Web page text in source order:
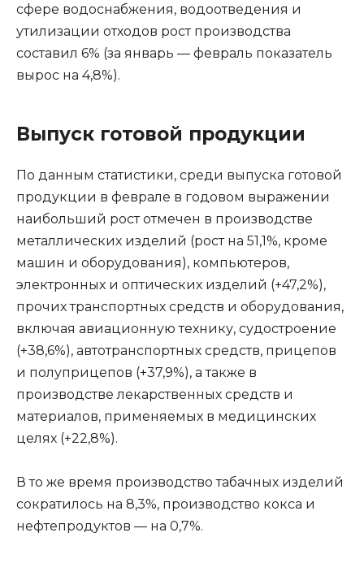
сфере водоснабжения, водоотведения и
утилизации отходов рост производства
составил 6% (за январь — февраль показатель
вырос на 4,8%).
Выпуск готовой продукции
По данным статистики, среди выпуска готовой
продукции в феврале в годовом выражении
наибольший рост отмечен в производстве
металлических изделий (рост на 51,1%, кроме
машин и оборудования), компьютеров,
электронных и оптических изделий (+47,2%),
прочих транспортных средств и оборудования,
включая авиационную технику, судостроение
(+38,6%), автотранспортных средств, прицепов
и полуприцепов (+37,9%), а также в
производстве лекарственных средств и
материалов, применяемых в медицинских
целях (+22,8%).
В то же время производство табачных изделий
сократилось на 8,3%, производство кокса и
нефтепродуктов — на 0,7%.